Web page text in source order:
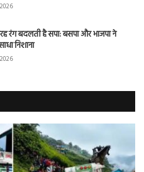
रंग बदलती है सपा: बसपा और भाजपा ने
निशाना